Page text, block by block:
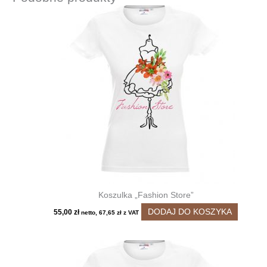
Koszulka „Fashion Store”
55,00zł netto,67,65zł z VAT DODAJ DO KOSZYKA